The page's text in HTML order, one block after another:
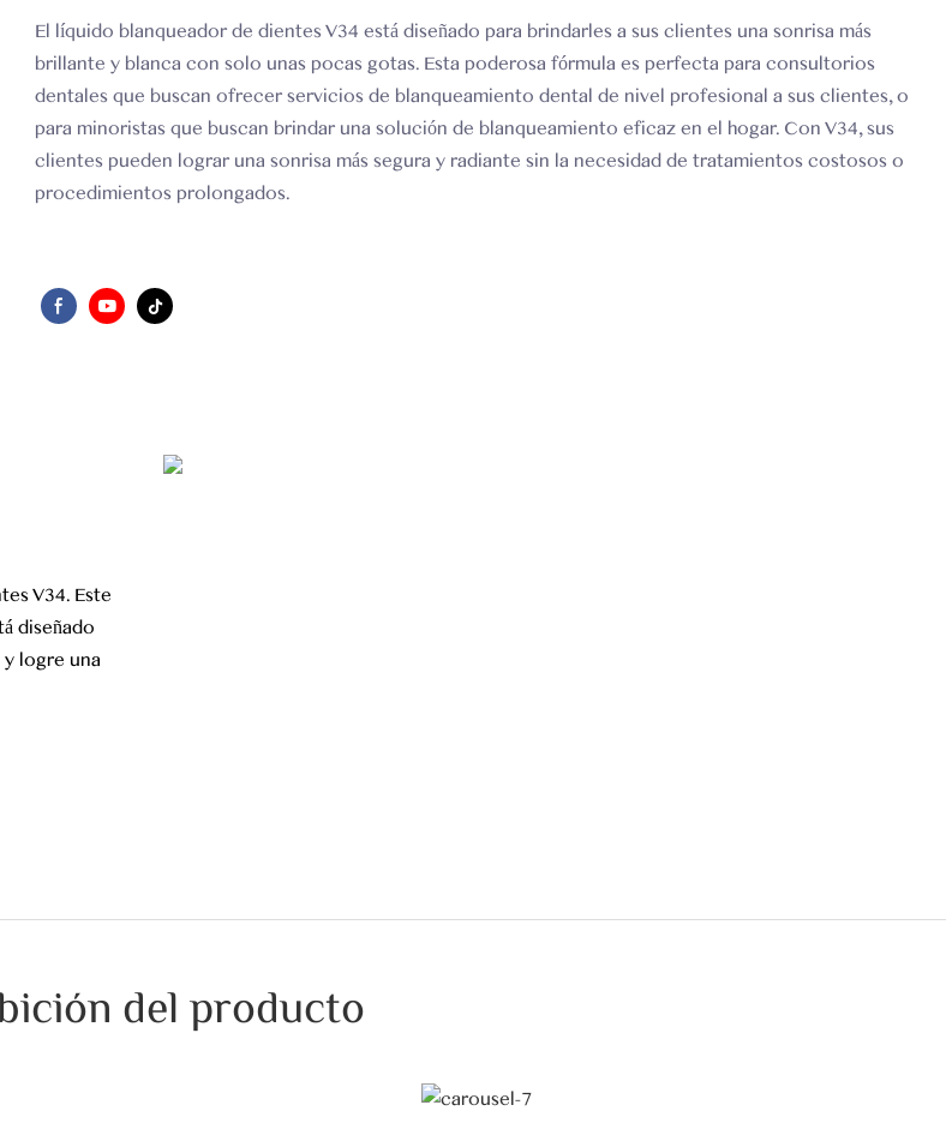
El líquido blanqueador de dientes V34 está diseñado para brindarles a sus clientes una sonrisa más
brillante y blanca con solo unas pocas gotas. Esta poderosa fórmula es perfecta para consultorios
dentales que buscan ofrecer servicios de blanqueamiento dental de nivel profesional a sus clientes, o
para minoristas que buscan brindar una solución de blanqueamiento eficaz en el hogar. Con V34, sus
clientes pueden lograr una sonrisa más segura y radiante sin la necesidad de tratamientos costosos o
procedimientos prolongados.
V34. Este
diseñado
logre una
del producto